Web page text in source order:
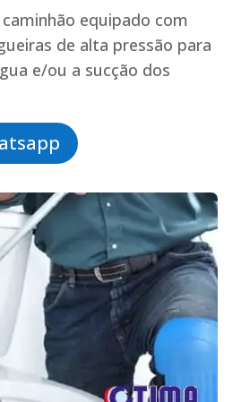
equipado com
de alta pressão para
e/ou a sucção dos